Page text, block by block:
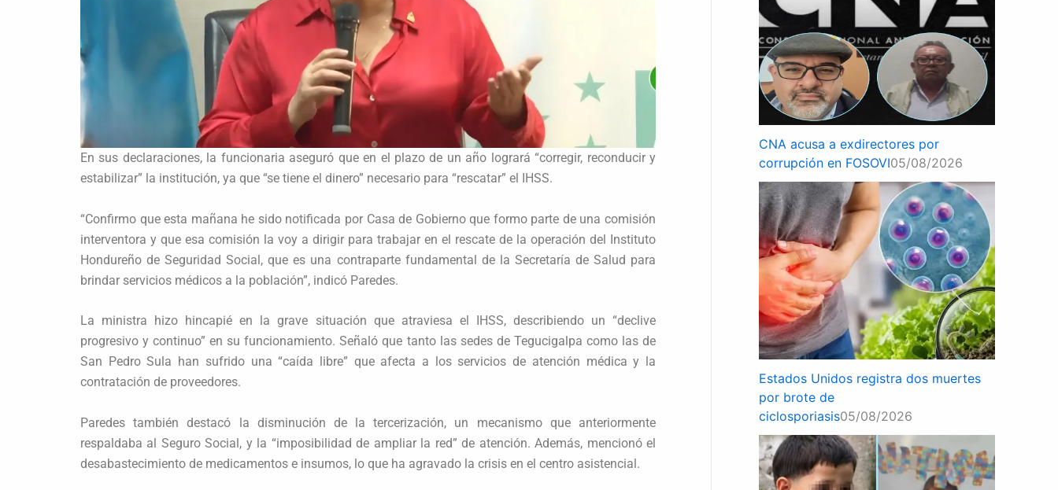
En sus declaraciones, la funcionaria aseguró que en el plazo de un año logrará “corregir, reconducir y
estabilizar” la institución, ya que “se tiene el dinero” necesario para “rescatar” el IHSS.
“Confirmo que esta mañana he sido notificada por Casa de Gobierno que formo parte de una comisión
interventora y que esa comisión la voy a dirigir para trabajar en el rescate de la operación del Instituto
Hondureño de Seguridad Social, que es una contraparte fundamental de la Secretaría de Salud para
brindar servicios médicos a la población”, indicó Paredes.
La ministra hizo hincapié en la grave situación que atraviesa el IHSS, describiendo un “declive
progresivo y continuo” en su funcionamiento. Señaló que tanto las sedes de Tegucigalpa como las de
San Pedro Sula han sufrido una “caída libre” que afecta a los servicios de atención médica y la
contratación de proveedores.
Paredes también destacó la disminución de la tercerización, un mecanismo que anteriormente
respaldaba al Seguro Social, y la “imposibilidad de ampliar la red” de atención. Además, mencionó el
desabastecimiento de medicamentos e insumos, lo que ha agravado la crisis en el centro asistencial.
CNA acusa a exdirectores por
corrupción en FOSOVI05/08/2026
Estados Unidos registra dos muertes
por brote de
ciclosporiasis05/08/2026